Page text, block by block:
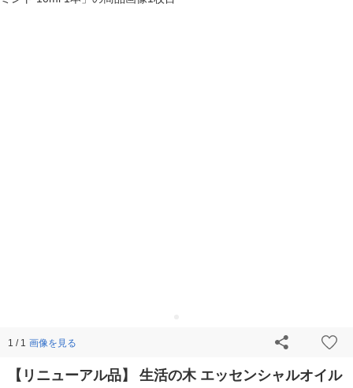
1 / 1 画像を見る
【リニューアル品】 生活の木 エッセンシャルオイル